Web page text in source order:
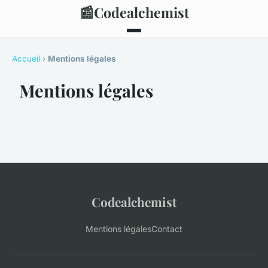
📰Codealchemist
Accueil › Mentions légales
Mentions légales
Codealchemist
Mentions légalesContact